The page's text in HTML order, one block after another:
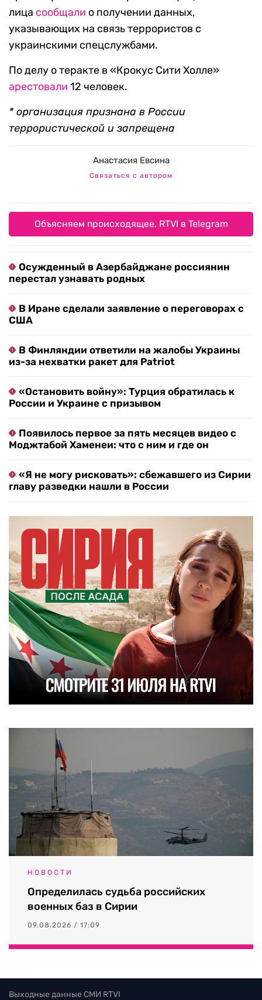
лица сообщали о получении данных,
указывающих на связь террористов с
украинскими спецслужбами.
По делу о теракте в «Крокус Сити Холле»
арестовали 12 человек.
* организация признана в России
террористической и запрещена
Анастасия Евсина
Связаться с автором
Объясняем происходящее. RTVI в Telegram
Осужденный в Азербайджане россиянин
перестал узнавать родных
В Иране сделали заявление о переговорах с
США
В Финляндии ответили на жалобы Украины
из-за нехватки ракет для Patriot
«Остановить войну»: Турция обратилась к
России и Украине с призывом
Появилось первое за пять месяцев видео с
Моджтабой Хаменеи: что с ним и где он
«Я не могу рисковать»: сбежавшего из Сирии
главу разведки нашли в России
НОВОСТИ
Определилась судьба российских
военных баз в Сирии
09.08.2026 / 17:09
Выходные данные СМИ RTVI